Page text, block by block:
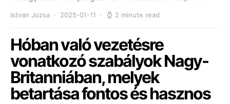
Istvan Jozsa 2025-01-11 2 minute read
Hóban való vezetésre
vonatkozó szabályok Nagy-
Britanniában, melyek
betartása fontos és hasznos